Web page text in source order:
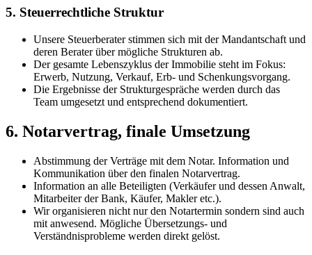
5. Steuerrechtliche Struktur
Unsere Steuerberater stimmen sich mit der Mandantschaft und
deren Berater über mögliche Strukturen ab.
Der gesamte Lebenszyklus der Immobilie steht im Fokus:
Erwerb, Nutzung, Verkauf, Erb- und Schenkungsvorgang.
Die Ergebnisse der Strukturgespräche werden durch das
Team umgesetzt und entsprechend dokumentiert.
6. Notarvertrag, finale Umsetzung
Abstimmung der Verträge mit dem Notar. Information und
Kommunikation über den finalen Notarvertrag.
Information an alle Beteiligten (Verkäufer und dessen Anwalt,
Mitarbeiter der Bank, Käufer, Makler etc.).
Wir organisieren nicht nur den Notartermin sondern sind auch
mit anwesend. Mögliche Übersetzungs- und
Verständnisprobleme werden direkt gelöst.